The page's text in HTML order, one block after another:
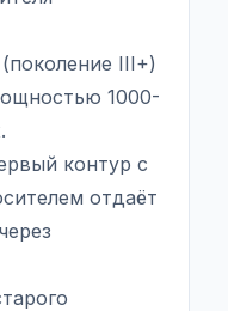
III+)
1000-
контур с
отдаёт